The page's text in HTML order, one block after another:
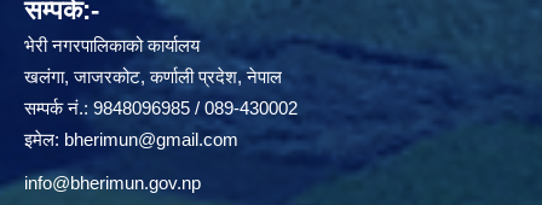
सम्पर्क:-
भेरी नगरपालिकाको कार्यालय
खलंगा, जाजरकोट, कर्णाली प्रदेश, नेपाल
सम्पर्क नं.: 9848096985 / 089-430002
इमेल: bherimun@gmail.com
info@bherimun.gov.np